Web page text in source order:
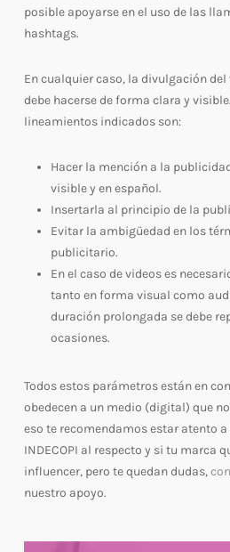
posible apoyarse en el uso de las
hashtags.
En cualquier caso, la divulgación
debe hacerse de forma clara y
lineamientos indicados son:
Hacer la mención a la
visible y en español.
Insertarla al principio de la
Evitar la ambigüedad en los
publicitario.
En el caso de videos es
tanto en forma visual como
duración prolongada se debe
ocasiones.
Todos estos parámetros están en
obedecen a un medio (digital) que
eso te recomendamos estar atento
INDECOPI al respecto y si tu marca
influencer, pero te quedan dudas,
nuestro apoyo.